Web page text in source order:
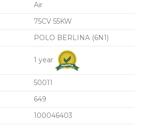
Air
75CV 55KW
POLO BERLINA (6N1)
1 year
50011
649
100046403